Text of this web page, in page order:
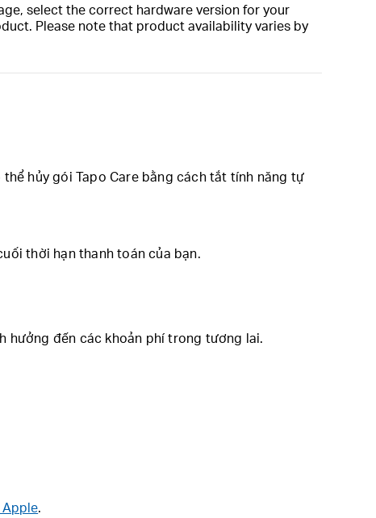
select the correct hardware version for your
Please note that product availability varies by
hủy gói Tapo Care bằng cách tắt tính năng tự
thời hạn thanh toán của bạn.
hưởng đến các khoản phí trong tương lai.
Apple.